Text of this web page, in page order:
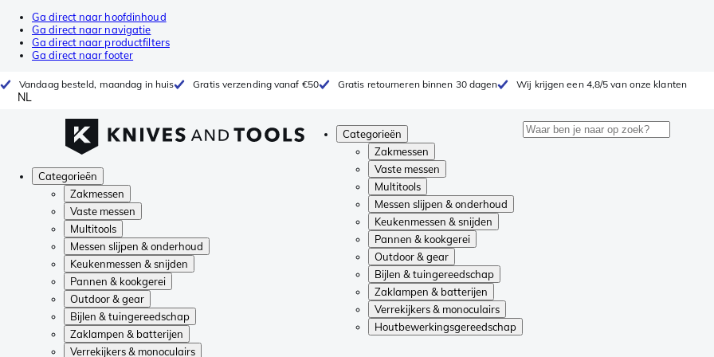
Ga direct naar hoofdinhoud
Ga direct naar navigatie
Ga direct naar productfilters
Ga direct naar footer
Vandaag besteld, maandag in huis Gratis verzending vanaf €50 Gratis retourneren binnen 30 dagen Wij krijgen een 4,8/5 van onze klanten
NL
Categorieën
Zakmessen
Vaste messen
Multitools
Messen slijpen & onderhoud
Keukenmessen & snijden
Pannen & kookgerei
Outdoor & gear
Bijlen & tuingereedschap
Zaklampen & batterijen
Verrekijkers & monoculairs
Houtbewerkingsgereedschap
Categorieën
Zakmessen
Vaste messen
Multitools
Messen slijpen & onderhoud
Keukenmessen & snijden
Pannen & kookgerei
Outdoor & gear
Bijlen & tuingereedschap
Zaklampen & batterijen
Verrekijkers & monoculairs